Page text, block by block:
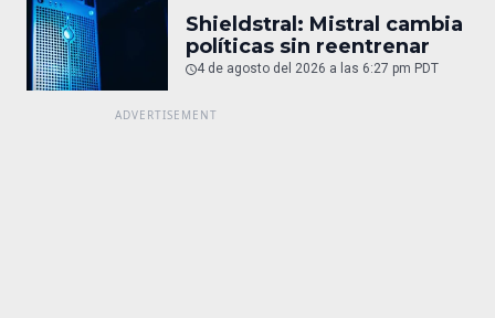
Shieldstral: Mistral cambia
políticas sin reentrenar
4 de agosto del 2026 a las 6:27 pm PDT